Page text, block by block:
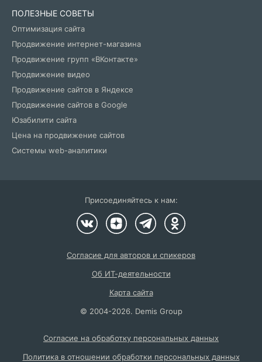
ПОЛЕЗНЫЕ СОВЕТЫ
Оптимизация сайта
Продвижение интернет-магазина
Продвижение групп «ВКонтакте»
Продвижение видео
Продвижение сайтов в Яндексе
Продвижение сайтов в Google
Юзабилити сайта
Цена на продвижение сайтов
Системы web-аналитики
Присоединяйтесь к нам:
Согласие для авторов и спикеров
Об ИТ-деятельности
Карта сайта
© 2004-2026. Demis Group
Согласие на обработку персональных данных
Политика в отношении обработки персональных данных